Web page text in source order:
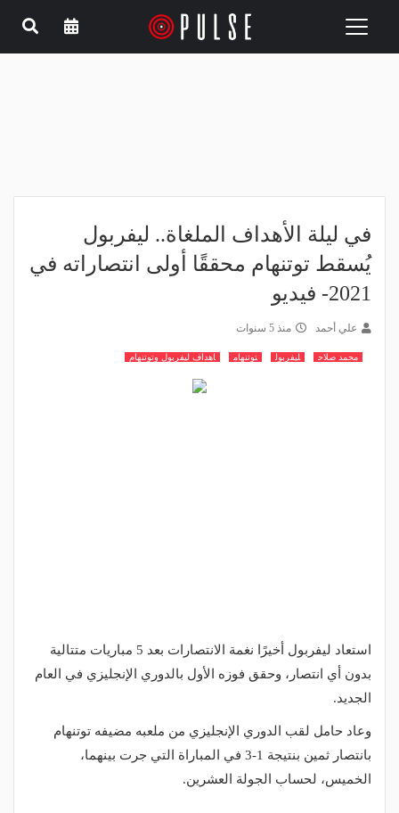
Toggle
في ليلة الأهداف الملغاة.. ليفربول
يُسقط توتنهام محققًا أولى انتصاراته في
2021- فيديو
علي أحمد منذ 5 سنوات
محمد صلاح ليفربول توتنهام اهداف ليفربول وتوتنهام
استعاد ليفربول أخيرًا نغمة الانتصارات بعد 5 مباريات متتالية
بدون أي انتصار، وحقق فوزه الأول بالدوري الإنجليزي في العام
الجديد.
وعاد حامل لقب الدوري الإنجليزي من ملعبه مضيفه توتنهام
بانتصار ثمين بنتيجة 1-3 في المباراة التي جرت بينهما،
الخميس، لحساب الجولة العشرين.